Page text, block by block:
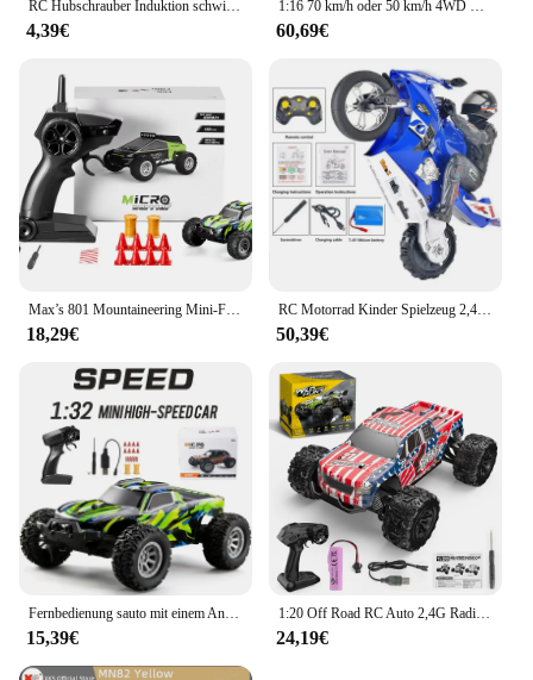
RC Hubschrauber Induktion schwimmende Fahrzeug Flugzeug mit Lichtern Geste Fernbedienung Flugzeug Kinderspiel zeug für Kinder Weihnachts geschenke
4,39€
1:16 70 km/h oder 50 km/h 4WD RC Auto mit LED-Fernbedienung Autos Hochgeschwindigkeits-Drift Monster 4x4 LKW für Kinder vs Wltoys 144001 Spielzeug
60,69€
Max’s 801 Mountaineering Mini-Fernbedienungsfahrzeug, Geländewagen, Driftfahrzeug, 1:32, Spielzeugauto für Jungen für Kinder
18,29€
RC Motorrad Kinder Spielzeug 2,4g Fernbedienung Motorrad Hoch geschwindigkeit rennen Drift Stunt Auto Spielzeug für Jungen Kinder Spielzeug Kinder Geschenke
50,39€
Fernbedienung sauto mit einem Anteil von 1:32, fern gesteuertes Auto mit maximal 20 km/h, 2,4 GHz Hochgeschwindigkeits-Elektro spielzeug auto für den Außenbereich
15,39€
1:20 Off Road RC Auto 2,4G Radio Fernbedienung Autos RTR High Speed Klettern Drift Fernbedienung Monster Truck Spielzeug für Kinder
24,19€